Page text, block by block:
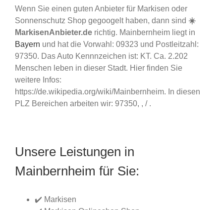
Wenn Sie einen guten Anbieter für Markisen oder
Sonnenschutz Shop gegoogelt haben, dann sind ☀️
MarkisenAnbieter.de richtig. Mainbernheim liegt in
Bayern und hat die Vorwahl: 09323 und Postleitzahl:
97350. Das Auto Kennnzeichen ist: KT. Ca. 2.202
Menschen leben in dieser Stadt. Hier finden Sie
weitere Infos:
https://de.wikipedia.org/wiki/Mainbernheim. In diesen
PLZ Bereichen arbeiten wir: 97350, , / .
Unsere Leistungen in
Mainbernheim für Sie:
✔️ Markisen